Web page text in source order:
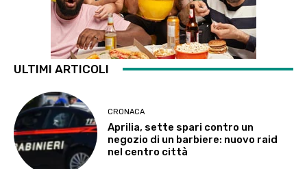
ULTIMI ARTICOLI
CRONACA
Aprilia, sette spari contro un
negozio di un barbiere: nuovo raid
nel centro città